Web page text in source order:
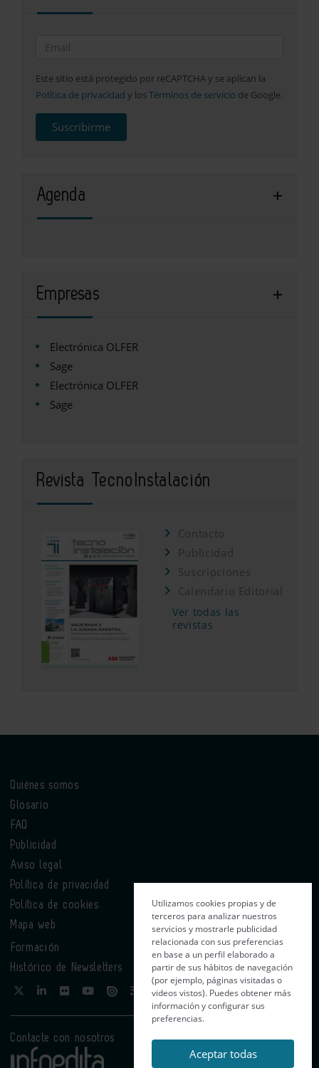
Este sitio está protegido por reCAPTCHA y se aplican la
Política de privacidad y los Términos de servicio de Google.
Suscribirme
Agenda
Empresas
Electrónica OLFER
Sage
Electrónica OLFER
Sage
Revista TecnoInstalación
Contacto
Publicidad
Suscripciones
Calendario Editorial
Ver todas las
revistas
Quiénes somos
Glosario
FAQ
Publicidad
Aviso legal
Política de privacidad
Política de cookies
Mapa web
Formación
Histórico de Newsletters
Contacte con nosotros
Utilizamos cookies propias y de
terceros para analizar nuestros
servicios y mostrarle publicidad
relacionada con sus preferencias
en base a un perfil elaborado a
partir de sus hábitos de navegación
(por ejemplo, páginas visitadas o
videos vistos). Puedes obtener más
información y configurar sus
preferencias.
Aceptar todas